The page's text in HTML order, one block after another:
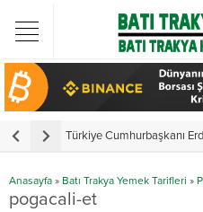
Anasayfa » Batı Trakya Yemek Tarifleri »
pogacali-et